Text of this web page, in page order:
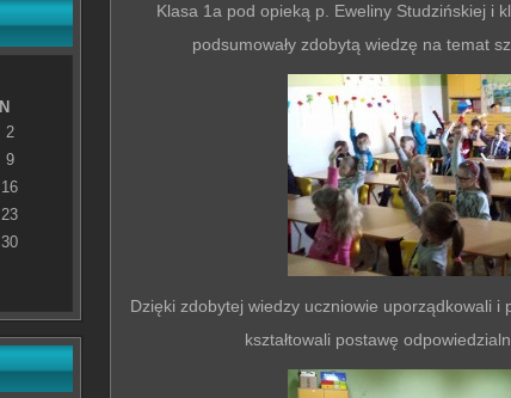
N
2
9
16
23
30
Klasa 1a pod opieką p. Eweliny Studzińskiej i
podsumowały zdobytą wiedzę na temat
Dzięki zdobytej wiedzy uczniowie uporządkowali i
kształtowali postawę